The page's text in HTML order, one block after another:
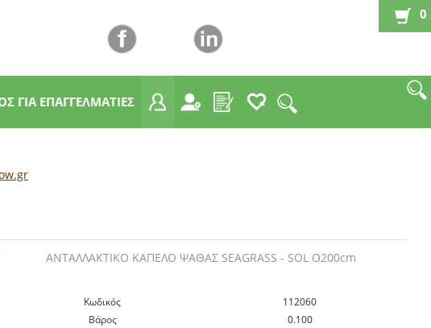
0
ΓΙΑ ΕΠΑΓΓΕΛΜΑΤΙΕΣ
ΑΝΤΑΛΛΑΚΤΙΚΟ ΚΑΠΕΛΟ ΨΑΘΑΣ SEAGRASS - SOL O200cm
Kωδικός
112060
Βάρος
0.100